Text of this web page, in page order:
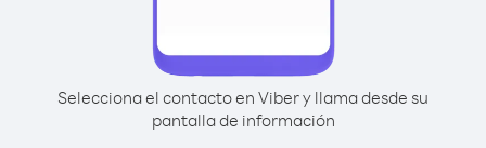
Selecciona el contacto en Viber y llama desde su
pantalla de información